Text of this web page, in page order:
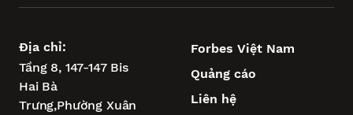
Địa chỉ:
Tầng 8, 147-147 Bis
Hai Bà
Trưng,Phường Xuân
Forbes Việt Nam
Quảng cáo
Liên hệ